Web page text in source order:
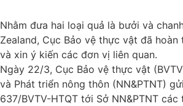
Nhằm đưa hai loại quả là bưởi và
Zealand, Cục Bảo vệ thực vật đã
và xin ý kiến các đơn vị liên quan.
Ngày 22/3, Cục Bảo vệ thực vật
và Phát triển nông thôn (NN&PTNT)
637/BVTV-HTQT tới Sở NN&PTNT các